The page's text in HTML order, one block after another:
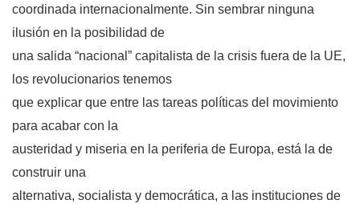
coordinada internacionalmente. Sin sembrar ninguna
ilusión en la posibilidad de
una salida “nacional” capitalista de la crisis fuera de la UE,
los revolucionarios tenemos
que explicar que entre las tareas políticas del movimiento
para acabar con la
austeridad y miseria en la periferia de Europa, está la de
construir una
alternativa, socialista y democrática, a las instituciones de